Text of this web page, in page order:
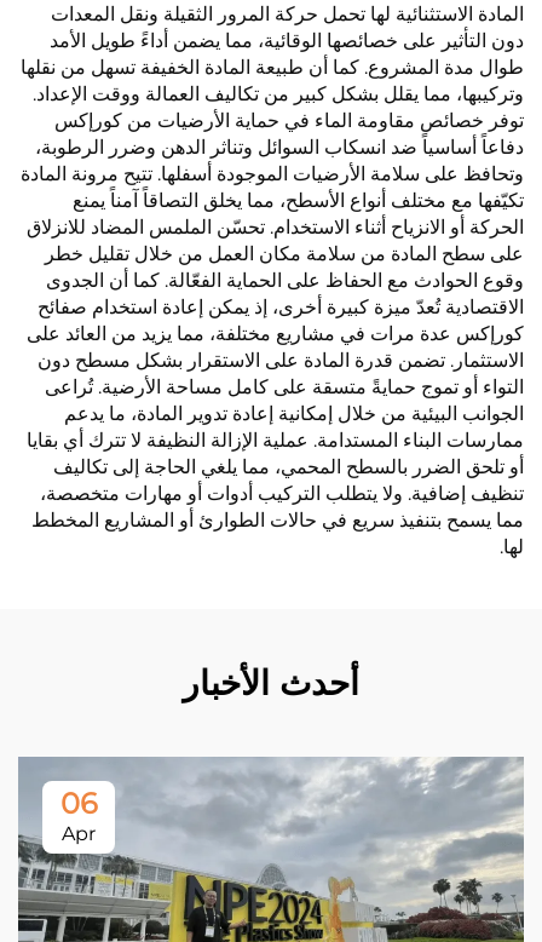
المادة الاستثنائية لها تحمل حركة المرور الثقيلة ونقل المعدات
دون التأثير على خصائصها الوقائية، مما يضمن أداءً طويل الأمد
طوال مدة المشروع. كما أن طبيعة المادة الخفيفة تسهل من نقلها
وتركيبها، مما يقلل بشكل كبير من تكاليف العمالة ووقت الإعداد.
توفر خصائص مقاومة الماء في حماية الأرضيات من كورإكس
دفاعاً أساسياً ضد انسكاب السوائل وتناثر الدهن وضرر الرطوبة،
وتحافظ على سلامة الأرضيات الموجودة أسفلها. تتيح مرونة المادة
تكيّفها مع مختلف أنواع الأسطح، مما يخلق التصاقاً آمناً يمنع
الحركة أو الانزياح أثناء الاستخدام. تحسّن الملمس المضاد للانزلاق
على سطح المادة من سلامة مكان العمل من خلال تقليل خطر
وقوع الحوادث مع الحفاظ على الحماية الفعّالة. كما أن الجدوى
الاقتصادية تُعدّ ميزة كبيرة أخرى، إذ يمكن إعادة استخدام صفائح
كورإكس عدة مرات في مشاريع مختلفة، مما يزيد من العائد على
الاستثمار. تضمن قدرة المادة على الاستقرار بشكل مسطح دون
التواء أو تموج حمايةً متسقة على كامل مساحة الأرضية. تُراعى
الجوانب البيئية من خلال إمكانية إعادة تدوير المادة، ما يدعم
ممارسات البناء المستدامة. عملية الإزالة النظيفة لا تترك أي بقايا
أو تلحق الضرر بالسطح المحمي، مما يلغي الحاجة إلى تكاليف
تنظيف إضافية. ولا يتطلب التركيب أدوات أو مهارات متخصصة،
مما يسمح بتنفيذ سريع في حالات الطوارئ أو المشاريع المخطط
لها.
أحدث الأخبار
06
Apr